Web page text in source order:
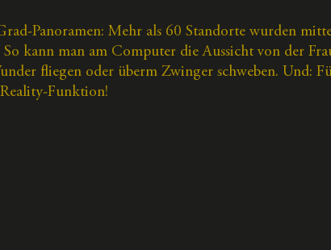
Panoramen: Mehr als 60 Standorte wurden
kann man am Computer die Aussicht von der
fliegen oder überm Zwinger schweben. Und:
Funktion!